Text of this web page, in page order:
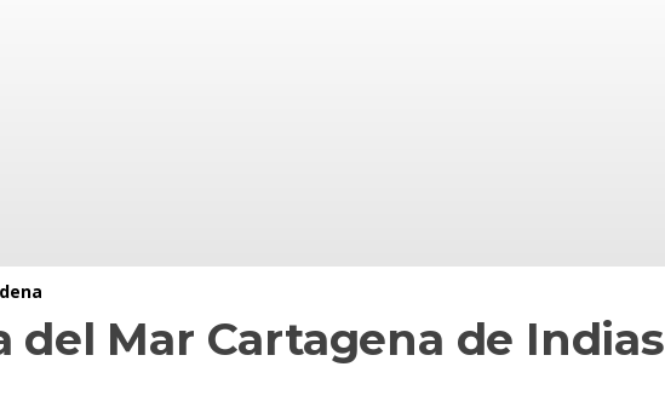
del Mar Cartagena de Indias